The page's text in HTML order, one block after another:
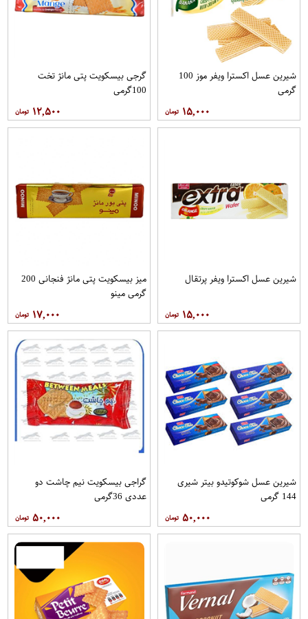
شیرین عسل اکسترا ویفر موز 100
گرمی
۱۵,۰۰۰
گرجی بیسکویت پتی مانژ تخت
100گرمی
۱۲,۵۰۰
شیرین عسل اکسترا ویفر پرتقال
۱۵,۰۰۰
میز بیسکویت پتی مانژ فنجانی 200
گرمی مینو
۱۷,۰۰۰
شیرین عسل شوکوتیدو بیتر شیری
144 گرمی
۵۰,۰۰۰
گراجی بیسکویت نیم چاشت دو
عددی 36گرمی
۵۰,۰۰۰